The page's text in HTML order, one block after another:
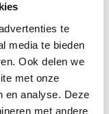
te
media te bieden
Ook delen we
met onze
en analyse. Deze
met andere
bijna alle
worden.